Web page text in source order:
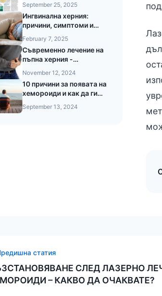
стандарт в хирургията
September 25, 2025
Ингвинална херния:
причини, симптоми и
лечение
February 7, 2025
Съвременно лечение на
пъпна херния -
предимства при
безкръвната операция на
пъпната херния
November 12, 2024
10 причини за появата на
хемороиди и как да ги
September 13, 2024
статия
СЛЕД ЛАЗЕРНО
– КАКВО ДА ОЧАКВАТЕ?